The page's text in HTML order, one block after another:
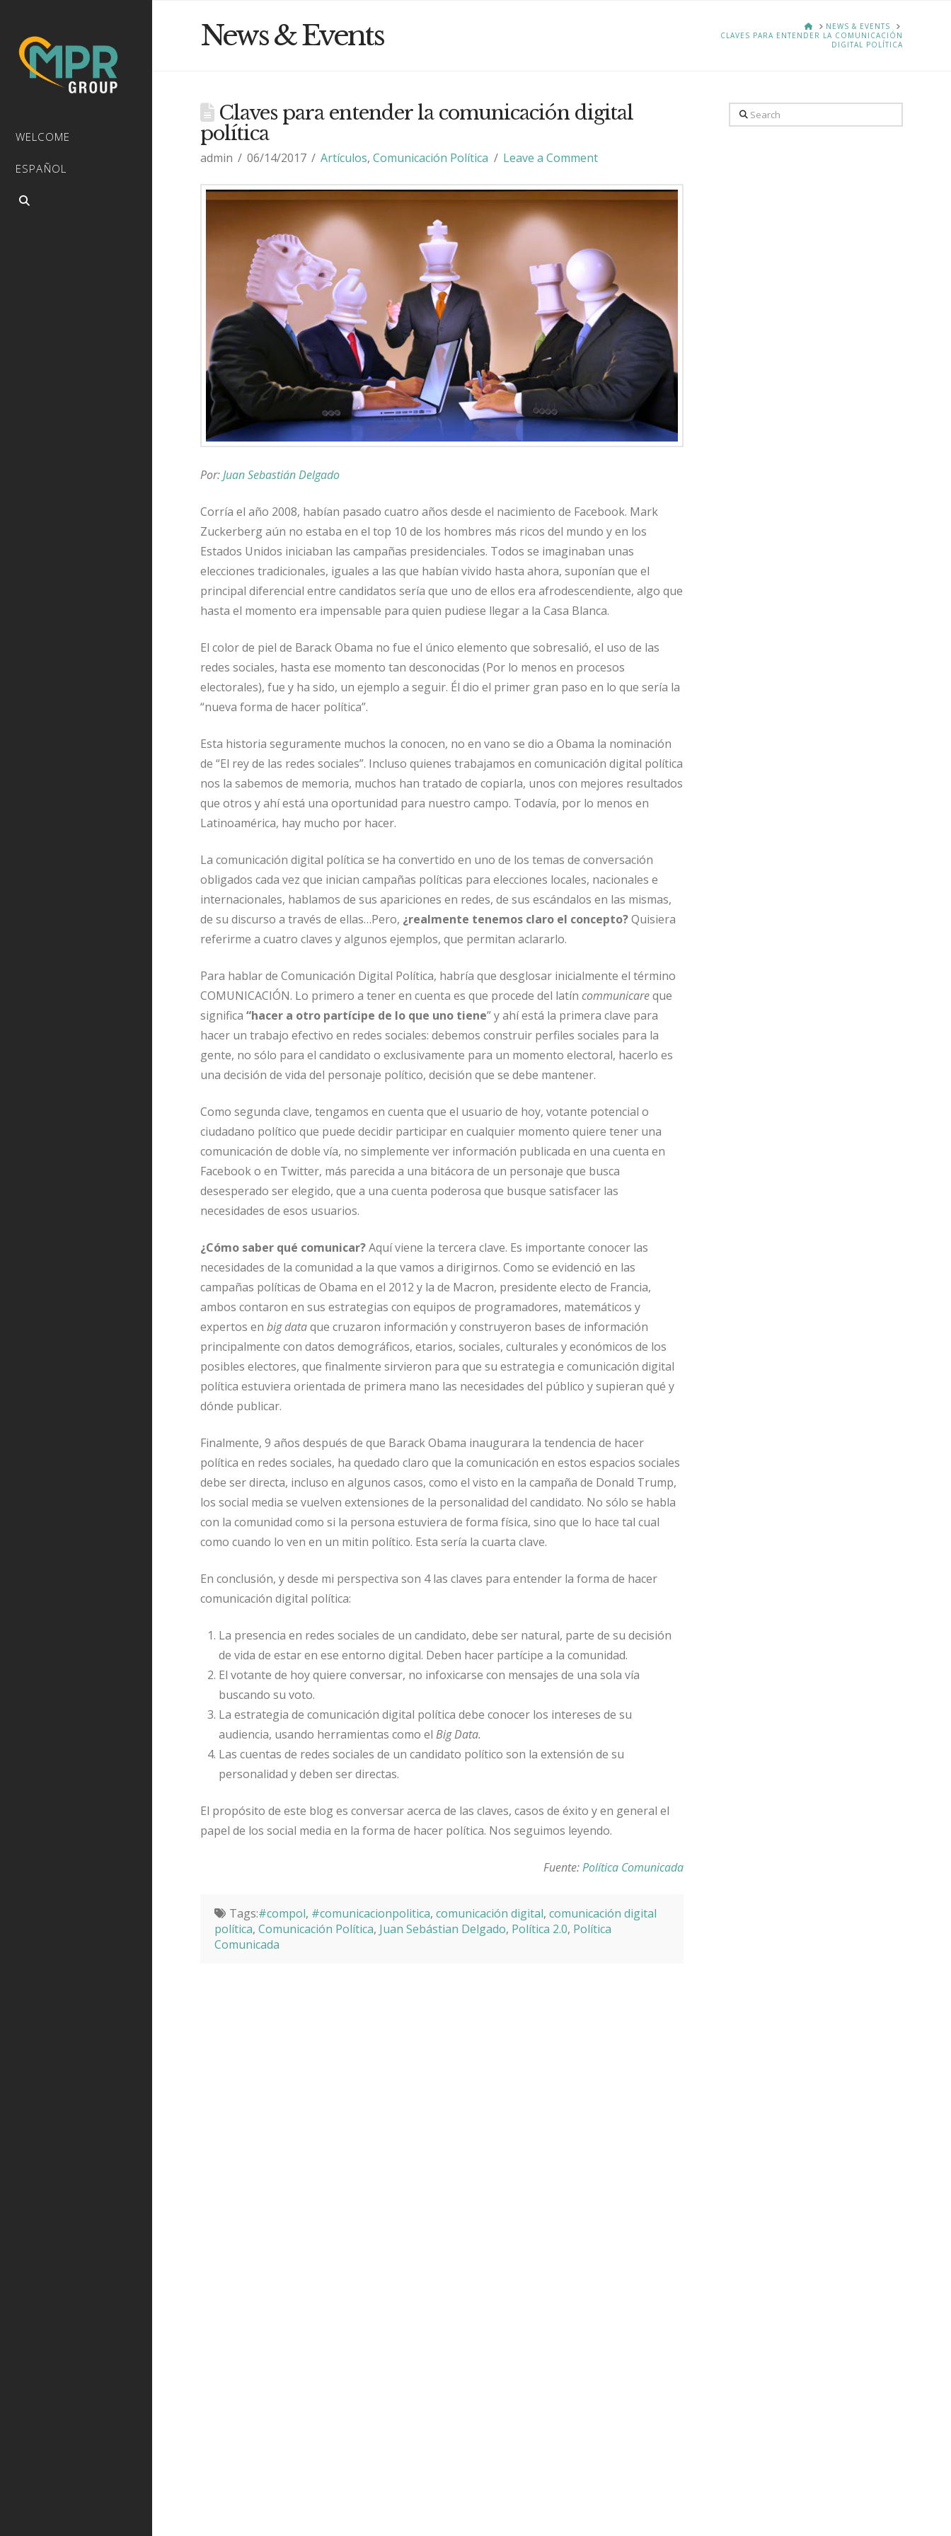
WELCOME
ESPAÑOL
News & Events HOMENEWS & EVENTS
CLAVES PARA ENTENDER LA COMUNICACIÓN
DIGITAL POLÍTICA
Claves para entender la comunicación digital
política
admin 06/14/2017 Artículos,Comunicación Política Leave a Comment
Por:Juan Sebastián Delgado
Corría el año 2008, habían pasado cuatro años desde el nacimiento de Facebook. Mark
Zuckerberg aún no estaba en el top 10 de los hombres más ricos del mundo y en los
Estados Unidos iniciaban las campañas presidenciales. Todos se imaginaban unas
elecciones tradicionales, iguales a las que habían vivido hasta ahora, suponían que el
principal diferencial entre candidatos sería que uno de ellos era afrodescendiente, algo que
hasta el momento era impensable para quien pudiese llegar a la Casa Blanca.
El color de piel de Barack Obama no fue el único elemento que sobresalió, el uso de las
redes sociales, hasta ese momento tan desconocidas (Por lo menos en procesos
electorales), fue y ha sido, un ejemplo a seguir. Él dio el primer gran paso en lo que sería la
“nueva forma de hacer política”.
Esta historia seguramente muchos la conocen, no en vano se dio a Obama la nominación
de “El rey de las redes sociales”. Incluso quienes trabajamos en comunicación digital política
nos la sabemos de memoria, muchos han tratado de copiarla, unos con mejores resultados
que otros y ahí está una oportunidad para nuestro campo. Todavía, por lo menos en
Latinoamérica, hay mucho por hacer.
La comunicación digital política se ha convertido en uno de los temas de conversación
obligados cada vez que inician campañas políticas para elecciones locales, nacionales e
internacionales, hablamos de sus apariciones en redes, de sus escándalos en las mismas,
de su discurso a través de ellas…Pero, ¿realmente tenemos claro el concepto?Quisiera
referirme a cuatro claves y algunos ejemplos, que permitan aclararlo.
Para hablar de Comunicación Digital Política, habría que desglosar inicialmente el término
COMUNICACIÓN. Lo primero a tener en cuenta es que procede del latín communicareque
significa “hacer a otro partícipe de lo que uno tiene” y ahí está la primera clave para
hacer un trabajo efectivo en redes sociales: debemos construir perfiles sociales para la
gente, no sólo para el candidato o exclusivamente para un momento electoral, hacerlo es
una decisión de vida del personaje político, decisión que se debe mantener.
Como segunda clave, tengamos en cuenta que el usuario de hoy, votante potencial o
ciudadano político que puede decidir participar en cualquier momento quiere tener una
comunicación de doble vía, no simplemente ver información publicada en una cuenta en
Facebook o en Twitter, más parecida a una bitácora de un personaje que busca
desesperado ser elegido, que a una cuenta poderosa que busque satisfacer las
necesidades de esos usuarios.
¿Cómo saber qué comunicar?Aquí viene la tercera clave. Es importante conocer las
necesidades de la comunidad a la que vamos a dirigirnos. Como se evidenció en las
campañas políticas de Obama en el 2012 y la de Macron, presidente electo de Francia,
ambos contaron en sus estrategias con equipos de programadores, matemáticos y
expertos en big dataque cruzaron información y construyeron bases de información
principalmente con datos demográficos, etarios, sociales, culturales y económicos de los
posibles electores, que finalmente sirvieron para que su estrategia e comunicación digital
política estuviera orientada de primera mano las necesidades del público y supieran qué y
dónde publicar.
Finalmente, 9 años después de que Barack Obama inaugurara la tendencia de hacer
política en redes sociales, ha quedado claro que la comunicación en estos espacios sociales
debe ser directa, incluso en algunos casos, como el visto en la campaña de Donald Trump,
los social media se vuelven extensiones de la personalidad del candidato. No sólo se habla
con la comunidad como si la persona estuviera de forma física, sino que lo hace tal cual
como cuando lo ven en un mitin político. Esta sería la cuarta clave.
En conclusión, y desde mi perspectiva son 4 las claves para entender la forma de hacer
comunicación digital política:
La presencia en redes sociales de un candidato, debe ser natural, parte de su decisión
de vida de estar en ese entorno digital. Deben hacer partícipe a la comunidad.
El votante de hoy quiere conversar, no infoxicarse con mensajes de una sola vía
buscando su voto.
La estrategia de comunicación digital política debe conocer los intereses de su
audiencia, usando herramientas como elBig Data.
Las cuentas de redes sociales de un candidato político son la extensión de su
personalidad y deben ser directas.
El propósito de este blog es conversar acerca de las claves, casos de éxito y en general el
papel de los social media en la forma de hacer política. Nos seguimos leyendo.
Fuente:Política Comunicada
Tags:#compol, #comunicacionpolitica, comunicación digital, comunicación digital
política, Comunicación Política, Juan Sebástian Delgado, Política 2.0, Política
Comunicada
Search